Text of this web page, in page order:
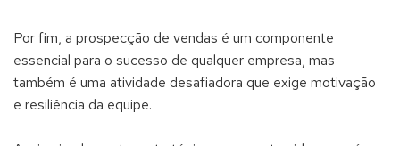
Por fim, a prospecção de vendas é um componente
essencial para o sucesso de qualquer empresa, mas
também é uma atividade desafiadora que exige motivação
e resiliência da equipe.